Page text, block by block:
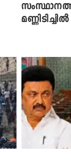
മണ്ണിടിച്ചിൽ